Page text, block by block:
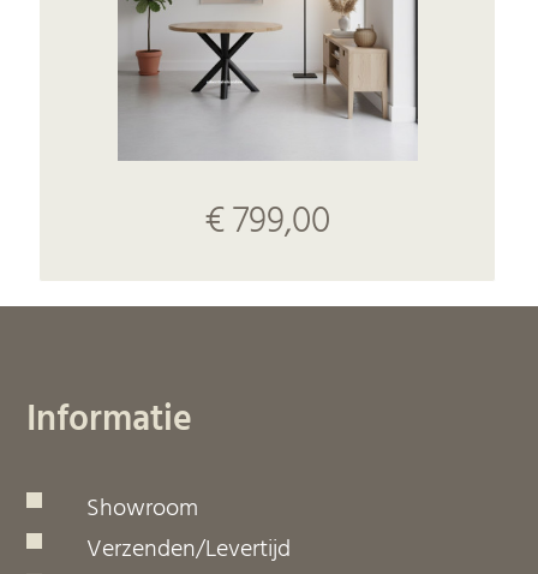
€ 799,00
Informatie
Showroom
Verzenden/Levertijd